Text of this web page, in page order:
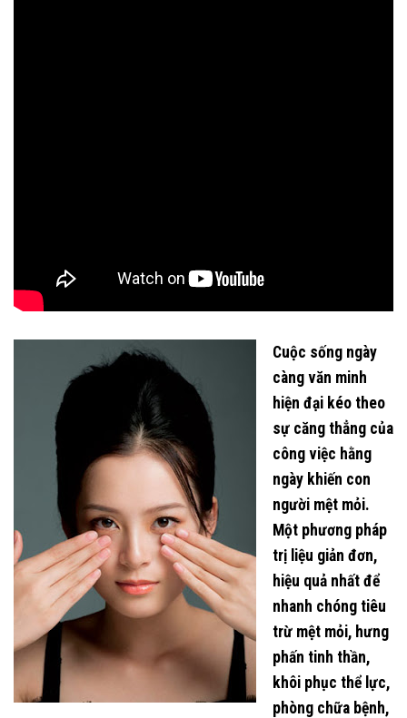
Cuộc sống ngày
càng văn minh
hiện đại kéo theo
sự căng thẳng của
công việc hằng
ngày khiến con
người mệt mỏi.
Một phương pháp
trị liệu giản đơn,
hiệu quả nhất để
nhanh chóng tiêu
trừ mệt mỏi, hưng
phấn tinh thần,
khôi phục thể lực,
phòng chữa bệnh,